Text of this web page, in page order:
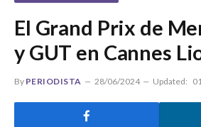
El Grand Prix de
y GUT en Cannes
By PERIODISTA 28/06/2024 Updated: